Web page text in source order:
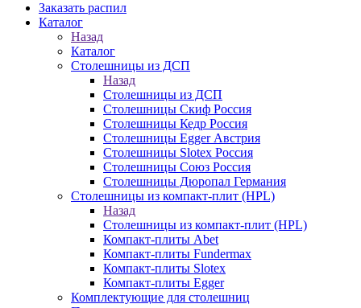
Заказать распил
Каталог
Назад
Каталог
Столешницы из ДСП
Назад
Столешницы из ДСП
Столешницы Скиф Россия
Столешницы Кедр Россия
Столешницы Egger Австрия
Столешницы Slotex Россия
Столешницы Союз Россия
Столешницы Дюропал Германия
Столешницы из компакт-плит (HPL)
Назад
Столешницы из компакт-плит (HPL)
Компакт-плиты Abet
Компакт-плиты Fundermax
Компакт-плиты Slotex
Компакт-плиты Egger
Комплектующие для столешниц